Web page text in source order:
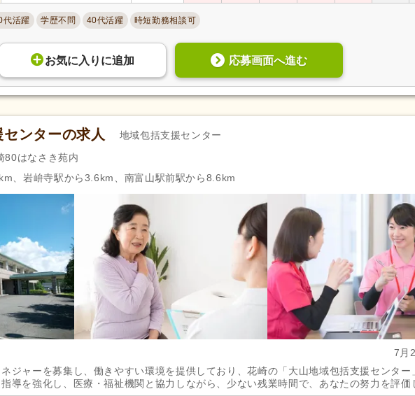
療法士(62) 言語聴覚士(42)
栄養士
師(53) 福祉用具専門相談員(4) 自動車免許
免許（二種）(3) 認知症介護基礎研修(5) 認知症介護実践者研修(2)
介護実践リーダー研修(1)
小規模多機能型サービス等計画作成
薬剤師(158)
工学技士
児童発達支援管理責任者研修(3) サービス管理責任者研修(4)
保育士 教員免許
休2日 (774) 週休2日 4週8休
休み(253) 土日祝休み 土曜休み (167)
休み(820) 年間休日100日以上(372) 年間休日110日以上(662)
休日120日以上 (462) 有給消化促進(2,927) 産休あり(2,834)
あり(3,822) 介護休業(1,958) 看護休暇(1,367)
暇
あり(2,911) 社会保険完備(3,674) 研修制度あり(2,951)
代活躍 学歴不問 40代活躍 時短勤務相談可
お気に入り に追加 応募画面へ進む
ンターの求人 地域包括支援センター
80はなさき苑内
、岩峅寺駅から3.6km、南富山駅前駅から8.6km
7月
ジャーを募集し、働きやすい環境を提供しており、花崎の「大山地域包括支援センター
導を強化し、医療・福祉機関と協力しながら、少ない残業時間で、あなたの努力を評価